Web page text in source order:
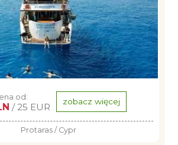
od:
/ 25 EUR zobacz więcej
Protaras / Cypr